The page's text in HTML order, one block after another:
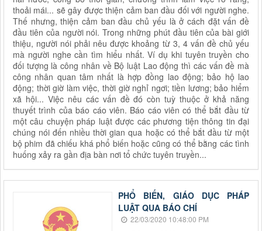
thoải mái... sẽ gây được thiện cảm ban đầu đối với người nghe.
Thế nhưng, thiện cảm ban đầu chủ yếu là ở cách đặt vấn đề
đầu tiên của người nói. Trong những phút đầu tiên của bài giới
thiệu, người nói phải nêu được khoảng từ 3, 4 vấn đề chủ yếu
mà người nghe cần tìm hiểu nhất. Ví dụ khi tuyên truyền cho
đối tượng là công nhân về Bộ luật Lao động thì các vấn đề mà
công nhân quan tâm nhất là hợp đồng lao động; bảo hộ lao
động; thời giờ làm việc, thời giờ nghỉ ngơi; tiền lương; bảo hiểm
xã hội... Việc nêu các vấn đề đó còn tuỳ thuộc ở khả năng
thuyết trình của báo cáo viên. Báo cáo viên có thể bắt đầu từ
một câu chuyện pháp luật được các phương tiện thông tin đại
chúng nói đến nhiều thời gian qua hoặc có thể bắt đầu từ một
bộ phim đã chiếu khá phổ biến hoặc cũng có thể bằng các tình
huống xảy ra gần địa bàn nơi tổ chức tuyên truyền...
PHỔ BIẾN, GIÁO DỤC PHÁP
LUẬT QUA BÁO CHÍ
22/03/2020 10:48:00 PM